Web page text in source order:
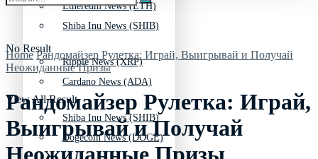
Shiba Inu News (SHIB)
Cardano News (ADA)
Dogecoin News (DOGE)
Ethereum News (ETH)
Ripple News (XRP)
Shiba Inu News (SHIB)
No Result
View All Result
Home Рандомайзер Рулетка: Играй, Выигрывай и Получай
Неожиданные Призы
Рандомайзер Рулетка: Играй,
Выигрывай и Получай